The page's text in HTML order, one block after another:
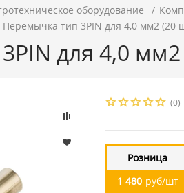
оборудование
Перемычка тип 3PIN для 4,0 мм2 (20
для 4,0 мм2
(0)
Розница
1 480 руб/шт